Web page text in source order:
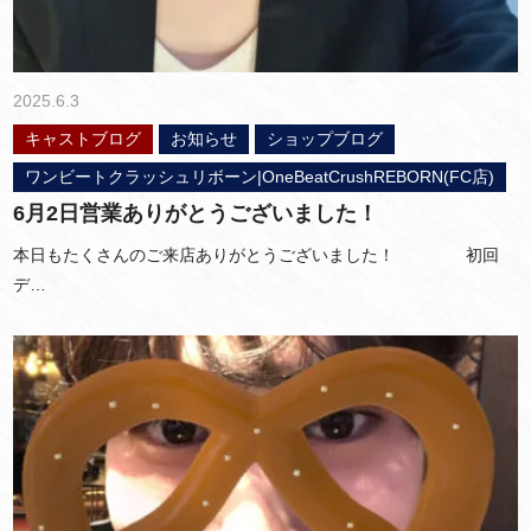
2025.6.3
キャストブログ
お知らせ
ショップブログ
ワンビートクラッシュリボーン|OneBeatCrushREBORN(FC店)
6月2日営業ありがとうございました！
本日もたくさんのご来店ありがとうございました！ 初回
デ…